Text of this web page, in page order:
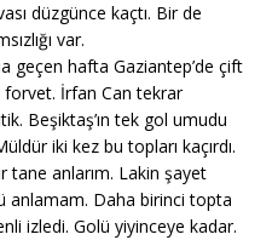
düzgünce kaçtı. Bir de
var.
geçen hafta Gaziantep’de çift
forvet. İrfan Can tekrar
Beşiktaş’ın tek gol umudu
iki kez bu topları kaçırdı.
tane anlarım. Lakin şayet
anlamam. Daha birinci topta
izledi. Golü yiyinceye kadar.